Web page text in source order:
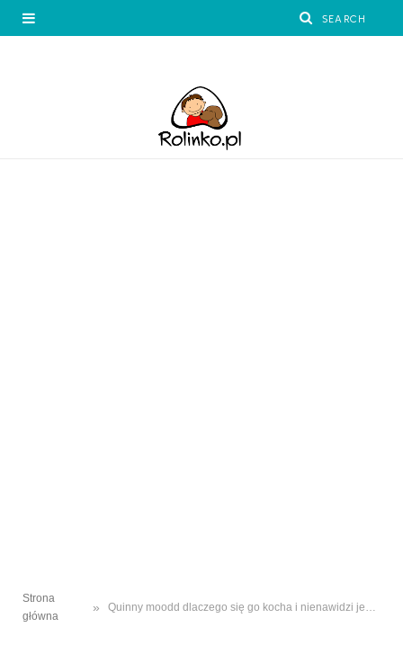
Strona
główna
» Quinny moodd dlaczego się go kocha i nienawidzi jednocześnie